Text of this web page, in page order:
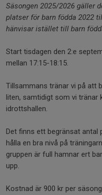
Säsongen 2025/2026 gäller
platser för barn födda 2022
hänvisar istället till barn
Start tisdagen den 2:e
mellan 17:15-18:15.
Tillsammans tränar vi på att
liten, samtidigt som vi tränar
idrottshallen.
Det finns ett begränsat antal
hålla en bra nivå på
gruppen är full hamnar ert
upp.
Kostnad är 900 kr per